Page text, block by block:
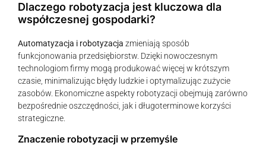
Dlaczego robotyzacja jest kluczowa dla
współczesnej gospodarki?
Automatyzacja i robotyzacja zmieniają sposób
funkcjonowania przedsiębiorstw. Dzięki nowoczesnym
technologiom firmy mogą produkować więcej w krótszym
czasie, minimalizując błędy ludzkie i optymalizując zużycie
zasobów. Ekonomiczne aspekty robotyzacji obejmują zarówno
bezpośrednie oszczędności, jak i długoterminowe korzyści
strategiczne.
Znaczenie robotyzacji w przemyśle